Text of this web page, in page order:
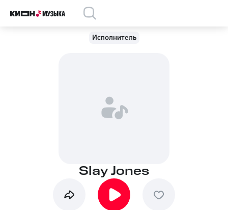
Исполнитель
Slay Jones